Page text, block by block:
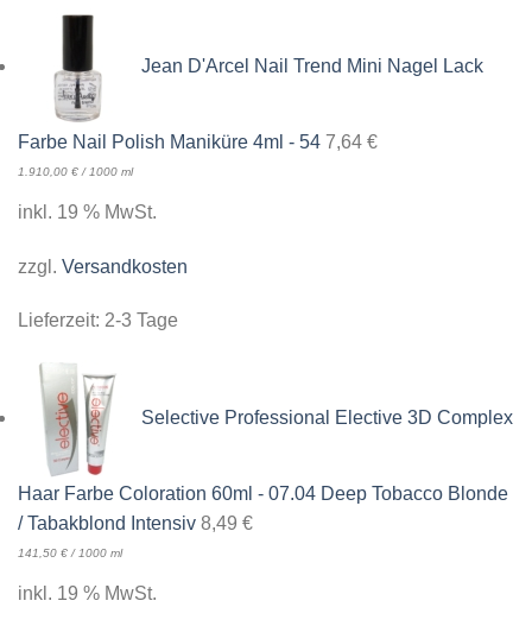
Jean D'Arcel Nail Trend Mini Nagel Lack
Farbe Nail Polish Maniküre 4ml - 54 7,64 €
1.910,00 € / 1000 ml
inkl. 19 % MwSt.
zzgl. Versandkosten
Lieferzeit: 2-3 Tage
Selective Professional Elective 3D Complex
Haar Farbe Coloration 60ml - 07.04 Deep Tobacco Blonde
/ Tabakblond Intensiv 8,49 €
141,50 € / 1000 ml
inkl. 19 % MwSt.